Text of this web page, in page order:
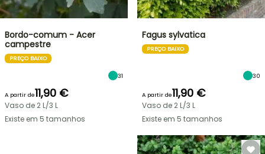
Bordo-comum - Acer
campestre
PREÇO BAIXO
31
A partir de11,90 €
Vaso de 2 L/3 L
Existe em 5 tamanhos
Fagus sylvatica
PREÇO BAIXO
30
A partir de11,90 €
Vaso de 2 L/3 L
Existe em 5 tamanhos